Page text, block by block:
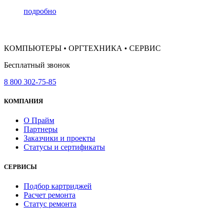
подробно
КОМПЬЮТЕРЫ • ОРГТЕХНИКА • СЕРВИС
Бесплатный звонок
8 800 302-75-85
КОМПАНИЯ
О Прайм
Партнеры
Заказчики и проекты
Статусы и сертификаты
СЕРВИСЫ
Подбор картриджей
Расчет ремонта
Статус ремонта